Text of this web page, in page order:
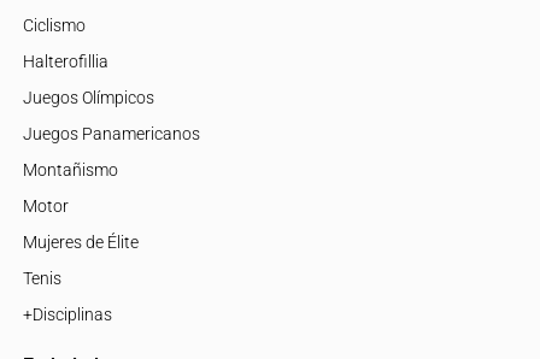
Ciclismo
Halterofillia
Juegos Olímpicos
Juegos Panamericanos
Montañismo
Motor
Mujeres de Élite
Tenis
+Disciplinas